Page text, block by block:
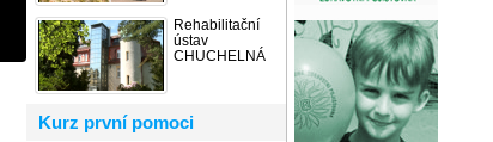
Rehabilitační
ústav
CHUCHELNÁ
Kurz první pomoci